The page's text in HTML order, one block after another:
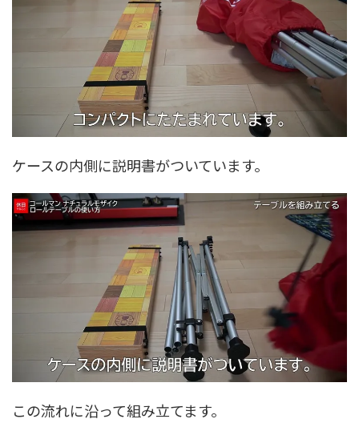
ケースの内側に説明書がついています。
この流れに沿って組み立てます。